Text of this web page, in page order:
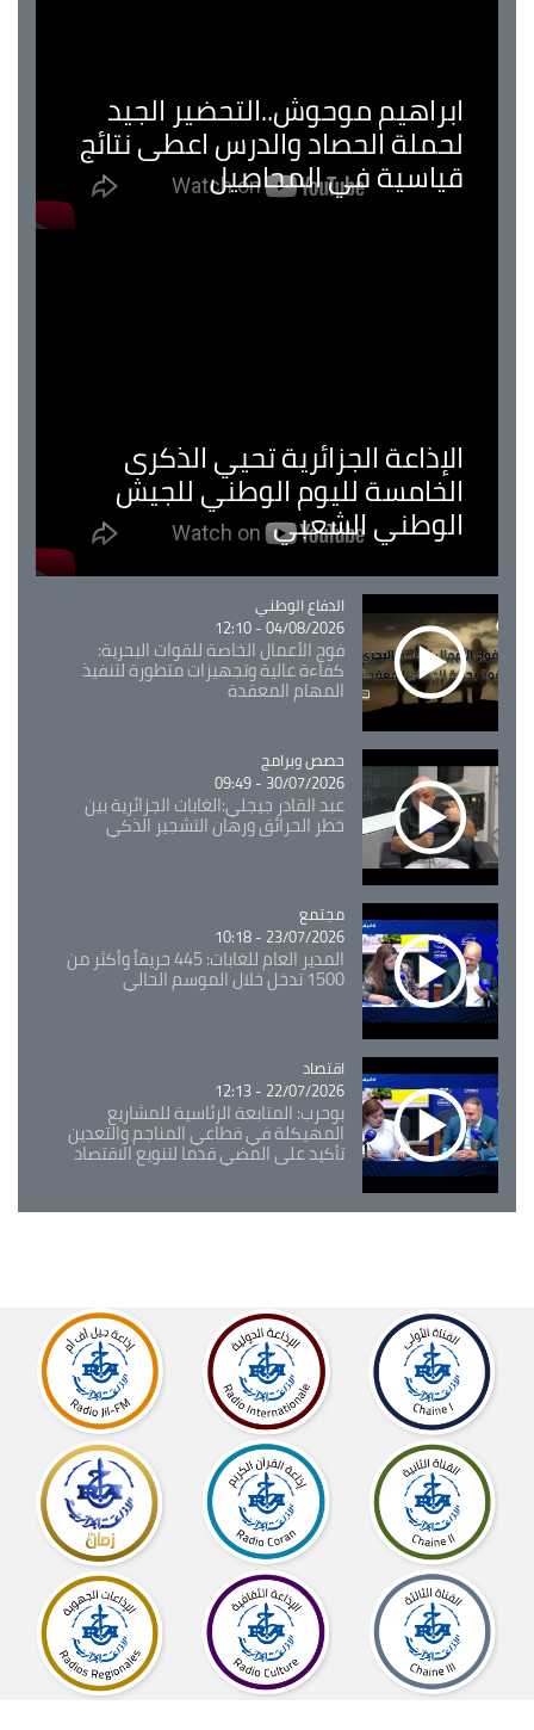
ابراهيم موحوش..التحضير الجيد
لحملة الحصاد والدرس اعطى نتائج
قياسية في المحاصيل
الإذاعة الجزائرية تحيي الذكرى
الخامسة لليوم الوطني للجيش
الوطني الشعبي
Catégorie
الدفاع الوطني
04/08/2026 - 12:10
فوج الأعمال الخاصة للقوات البحرية:
كفاءة عالية وتجهيزات متطورة لتنفيذ
المهام المعقدة
Catégorie
حصص وبرامج
30/07/2026 - 09:49
عبد القادر جيجلي:الغابات الجزائرية بين
خطر الحرائق ورهان التشجير الذكي
Catégorie
مجتمع
23/07/2026 - 10:18
المدير العام للغابات: 445 حريقاً وأكثر من
1500 تدخل خلال الموسم الحالي
Catégorie
اقتصاد
22/07/2026 - 12:13
بوحرب: المتابعة الرئاسية للمشاريع
المهيكلة في قطاعي المناجم والتعدين
تأكيد على المضي قدما لتنويع الاقتصاد